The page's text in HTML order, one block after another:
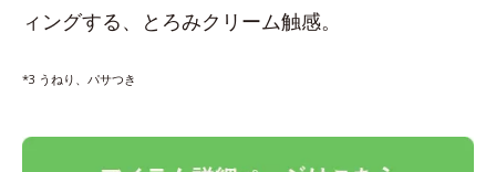
ィングする、とろみクリーム触感。
*3 うねり、パサつき